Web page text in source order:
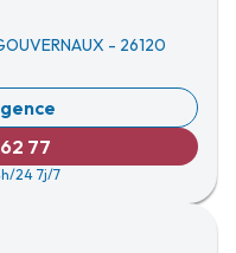
- 26120
77
24 7j/7